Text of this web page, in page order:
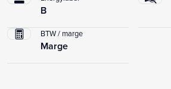
B
BTW / marge
Marge